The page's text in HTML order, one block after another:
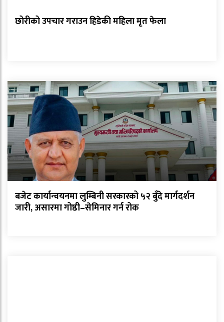
छोरीको उपचार गराउन हिडेकी महिला मृत फेला
बजेट कार्यान्वयनमा लुम्बिनी सरकारको ५२ बुँदे मार्गदर्शन
जारी, असारमा गोष्ठी–सेमिनार गर्न रोक